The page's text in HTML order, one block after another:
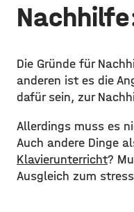
Die Gründe für
anderen ist es die
dafür sein, zur
Allerdings muss es
Auch andere Dinge
Klavierunterricht?
Ausgleich zum